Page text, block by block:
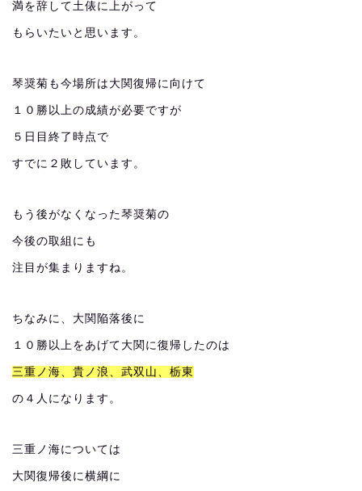
満を辞して土俵に上がって
もらいたいと思います。
琴奨菊も今場所は大関復帰に向けて
１０勝以上の成績が必要ですが
５日目終了時点で
すでに２敗しています。
もう後がなくなった琴奨菊の
今後の取組にも
注目が集まりますね。
ちなみに、大関陥落後に
１０勝以上をあげて大関に復帰したのは
三重ノ海、貴ノ浪、武双山、栃東
の４人になります。
三重ノ海については
大関復帰後に横綱に